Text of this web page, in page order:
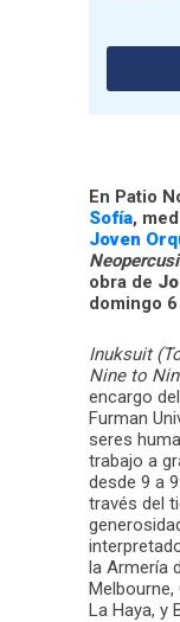
En Patio
Sofía,
Joven
obra de
domingo
Inuksuit
Nine to
encargo
Furman
seres
trabajo a
desde 9 a
través del
la Armería
Melbourne,
La Haya, y